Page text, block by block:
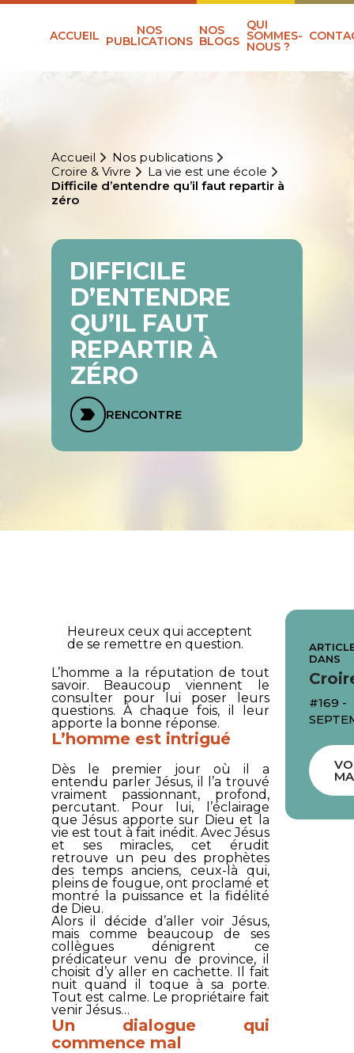
ACCUEIL NOS
PUBLICATIONS
NOS
BLOGS
QUI
SOMMES-
NOUS ?
Accueil
Nos publications
Croire & Vivre
La vie est une école
Difficile d’entendre qu’il faut repartir à
zéro
DIFFICILE
D’ENTENDRE
QU’IL FAUT
REPARTIR À
ZÉRO
RENCONTRE
Heureux ceux qui acceptent
de se remettre en question.
L’homme a la réputation de tout
savoir. Beaucoup viennent le
consulter pour lui poser leurs
questions. À chaque fois, il leur
apporte la bonne réponse.
L’homme est intrigué
Dès le premier jour où il a
entendu parler Jésus, il l’a trouvé
vraiment passionnant, profond,
percutant. Pour lui, l’éclairage
que Jésus apporte sur Dieu et la
vie est tout à fait inédit. Avec Jésus
et ses miracles, cet érudit
retrouve un peu des prophètes
des temps anciens, ceux-là qui,
pleins de fougue, ont proclamé et
montré la puissance et la fidélité
de Dieu.
Alors il décide d’aller voir Jésus,
mais comme beaucoup de ses
collègues dénigrent ce
prédicateur venu de province, il
choisit d’y aller en cachette. Il fait
nuit quand il toque à sa porte.
Tout est calme. Le propriétaire fait
venir Jésus…
Un dialogue qui
commence mal
DANS
#169 -